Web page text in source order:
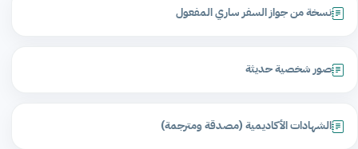
نسخة من جواز السفر ساري المفعول
صور شخصية حديثة
الشهادات الأكاديمية (مصدقة ومترجمة)